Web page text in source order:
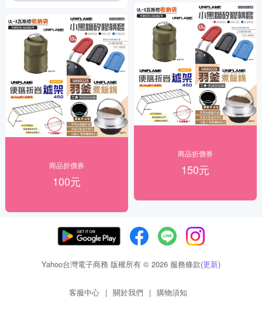
商品折價券
100元
商品折價券
150元
Yahoo台灣電子商務 版權所有 © 2026 服務條款(更新)
客服中心 | 關於我們 | 購物須知